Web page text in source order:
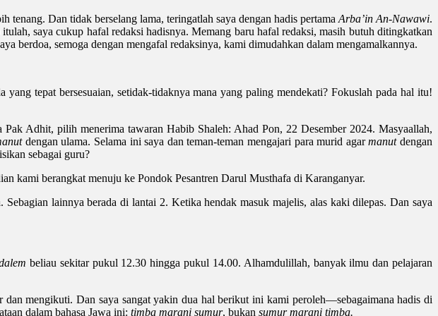
tenang. Dan tidak berselang lama, teringatlah saya dengan hadis pertamaArba’in An-Nawawi.
saya cukup hafal redaksi hadisnya. Memang baru hafal redaksi, masih butuh ditingkatkan
berdoa, semoga dengan mengafal redaksinya, kami dimudahkan dalam mengamalkannya.
tepat bersesuaian, setidak-tidaknya mana yang paling mendekati? Fokuslah pada hal itu!
Adhit, pilih menerima tawaran Habib Shaleh: Ahad Pon, 22 Desember 2024. Masyaallah,
dengan ulama. Selama ini saya dan teman-teman mengajari para murid agarmanutdengan
sebagai guru?
kami berangkat menuju ke Pondok Pesantren Darul Musthafa di Karanganyar.
lainnya berada di lantai 2. Ketika hendak masuk majelis, alas kaki dilepas. Dan saya
beliau sekitar pukul 12.30 hingga pukul 14.00. Alhamdulillah, banyak ilmu dan pelajaran
mengikuti. Dan saya sangat yakin dua hal berikut ini kami peroleh—sebagaimana hadis di
dalam bahasa Jawa ini: timba marani sumur, bukan sumur marani timba.